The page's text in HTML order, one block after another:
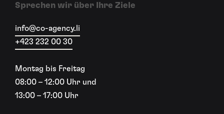
Sprechen wir über Ihre Ziele
info@co-agency.li
+423 232 00 30
Montag bis Freitag
08:00 – 12:00 Uhr und
13:00 – 17:00 Uhr